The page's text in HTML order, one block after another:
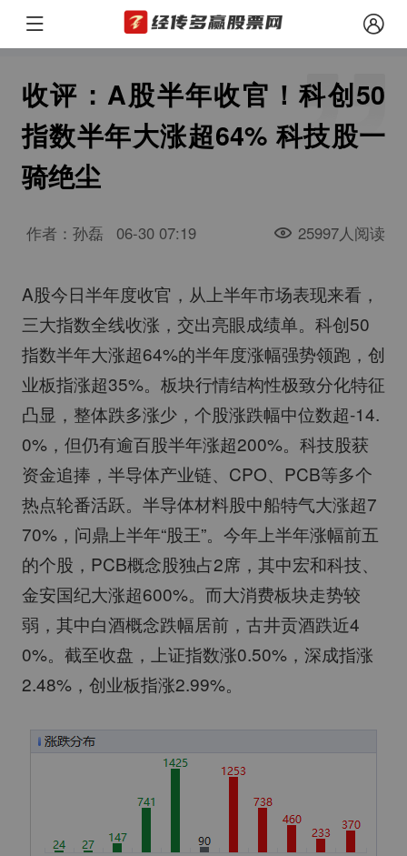
收评：A股半年收官！科创50
指数半年大涨超64% 科技股一
骑绝尘
作者：孙磊 06-30 07:19 25997人阅读
A股今日半年度收官，从上半年市场表现来看，
三大指数全线收涨，交出亮眼成绩单。科创50
指数半年大涨超64%的半年度涨幅强势领跑，创
业板指涨超35%。板块行情结构性极致分化特征
凸显，整体跌多涨少，个股涨跌幅中位数超-14.
0%，但仍有逾百股半年涨超200%。科技股获
资金追捧，半导体产业链、CPO、PCB等多个
热点轮番活跃。半导体材料股中船特气大涨超7
70%，问鼎上半年“股王”。今年上半年涨幅前五
的个股，PCB概念股独占2席，其中宏和科技、
金安国纪大涨超600%。而大消费板块走势较
弱，其中白酒概念跌幅居前，古井贡酒跌近4
0%。截至收盘，上证指数涨0.50%，深成指涨
2.48%，创业板指涨2.99%。